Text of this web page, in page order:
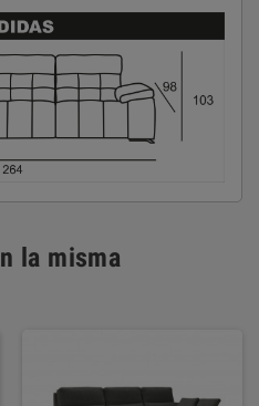
la misma